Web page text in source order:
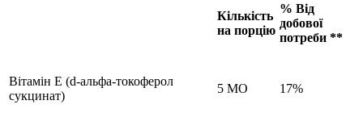
Кількість
на порцію
% Від
добової
потреби **
Вітамін Е (d-альфа-токоферол
сукцинат)
5 МО 17%